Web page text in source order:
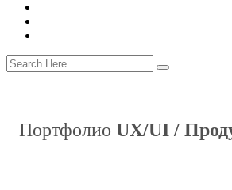
Портфолио UX/UI /